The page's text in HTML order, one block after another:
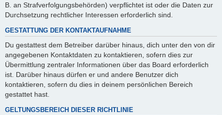
B. an Strafverfolgungsbehörden) verpflichtet ist oder die Daten zur
Durchsetzung rechtlicher Interessen erforderlich sind.
GESTATTUNG DER KONTAKTAUFNAHME
Du gestattest dem Betreiber darüber hinaus, dich unter den von dir
angegebenen Kontaktdaten zu kontaktieren, sofern dies zur
Übermittlung zentraler Informationen über das Board erforderlich
ist. Darüber hinaus dürfen er und andere Benutzer dich
kontaktieren, sofern du dies in deinem persönlichen Bereich
gestattet hast.
GELTUNGSBEREICH DIESER RICHTLINIE